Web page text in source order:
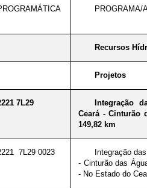
PROGRAMA/
Recursos
Projetos
7L29
Integração
Ceará - Cinturão
149,82 km
7L29 0023
Integração
- Cinturão das
- No Estado do